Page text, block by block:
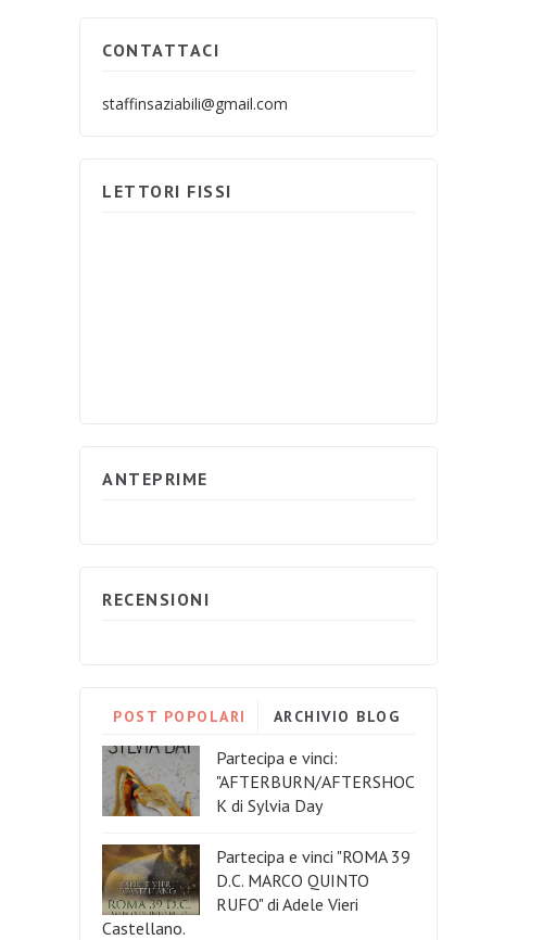
CONTATTACI
staffinsaziabili@gmail.com
LETTORI FISSI
ANTEPRIME
RECENSIONI
POST POPOLARI ARCHIVIO BLOG
Partecipa e vinci:
"AFTERBURN/AFTERSHOC
K di Sylvia Day
Partecipa e vinci "ROMA 39
D.C. MARCO QUINTO
RUFO" di Adele Vieri
Castellano.